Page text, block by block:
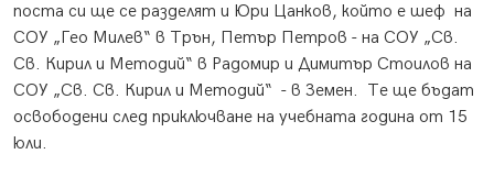
поста си ще се разделят и Юри Цанков, който е шеф на
СОУ „Гео Милев“ в Трън, Петър Петров - на СОУ „Св.
Св. Кирил и Методий“ в Радомир и Димитър Стоилов на
СОУ „Св. Св. Кирил и Методий“ - в Земен. Те ще бъдат
освободени след приключване на учебната година от 15
юли.